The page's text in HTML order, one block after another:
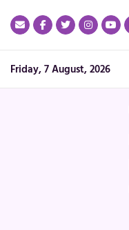
Friday, 7 August, 2026